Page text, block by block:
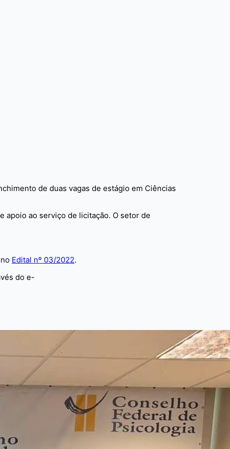
de duas vagas de estágio em Ciências
apoio ao serviço de licitação. O setor de
Edital nº 03/2022.
do e-